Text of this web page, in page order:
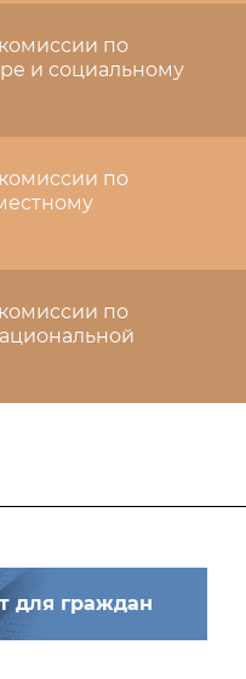
по
и социальному
по
по
для граждан